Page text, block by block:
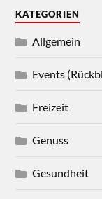
KATEGORIEN
Allgemein
Events
Freizeit
Genuss
Gesundheit